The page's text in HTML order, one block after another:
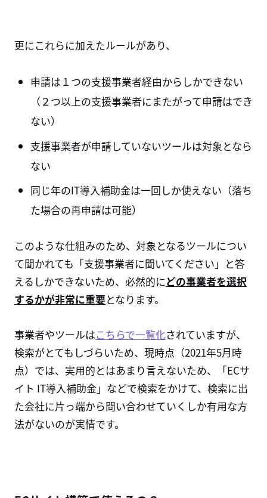
更にこれらに加えたルールがあり、
申請は１つの支援事業者経由からしかできない
（２つ以上の支援事業者にまたがって申請はでき
ない）
支援事業者が申請していないツールは対象となら
ない
同じ年のIT導入補助金は一回しか使えない（落ち
た場合の再申請は可能）
このような仕組みのため、対象となるツールについ
て聞かれても「支援事業者に聞いてください」と答
えるしかできないため、必然的にどの事業者を選択
するかが非常に重要となります。
事業者やツールはこちらで一覧化されていますが、
検索がとてもしづらいため、現時点（2021年5月時
点）では、実用的とはあまり言えないため、「ECサ
イト IT導入補助金」などで検索をかけて、検索に出
た会社に片っ端から問い合わせていくしか有用な方
法がないのが実情です。